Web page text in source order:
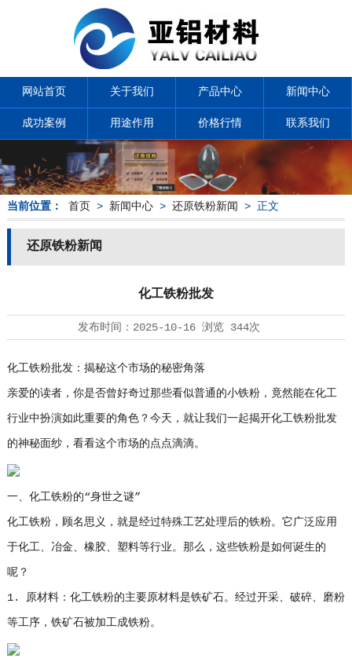
网站首页 关于我们 产品中心 新闻中心
成功案例 用途作用 价格行情 联系我们
当前位置： 首页 > 新闻中心> 还原铁粉新闻 > 正文
还原铁粉新闻
化工铁粉批发
发布时间： 2025-10-16浏览 344次
化工铁粉批发：揭秘这个市场的秘密角落
亲爱的读者，你是否曾好奇过那些看似普通的小铁粉，竟然能在化工
行业中扮演如此重要的角色？今天，就让我们一起揭开化工铁粉批发
的神秘面纱，看看这个市场的点点滴滴。
一、化工铁粉的“身世之谜”
化工铁粉，顾名思义，就是经过特殊工艺处理后的铁粉。它广泛应用
于化工、冶金、橡胶、塑料等行业。那么，这些铁粉是如何诞生的
呢？
1. 原材料：化工铁粉的主要原材料是铁矿石。经过开采、破碎、磨粉
等工序，铁矿石被加工成铁粉。